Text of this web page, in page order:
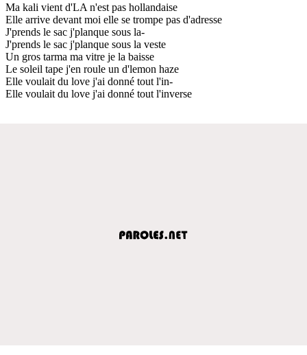
Ma kali vient d'LA n'est pas hollandaise
Elle arrive devant moi elle se trompe pas d'adresse
J'prends le sac j'planque sous la-
J'prends le sac j'planque sous la veste
Un gros tarma ma vitre je la baisse
Le soleil tape j'en roule un d'lemon haze
Elle voulait du love j'ai donné tout l'in-
Elle voulait du love j'ai donné tout l'inverse